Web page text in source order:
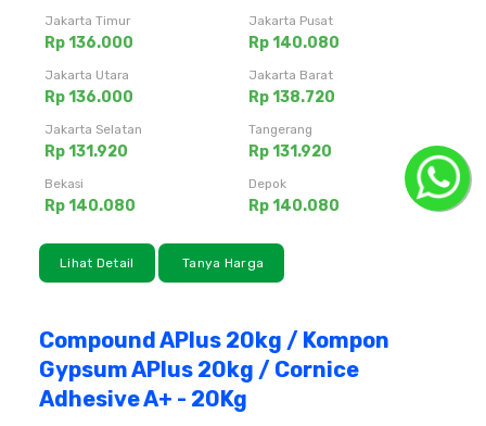
Jakarta Timur
Rp 136.000
Jakarta Pusat
Rp 140.080
Jakarta Utara
Rp 136.000
Jakarta Barat
Rp 138.720
Jakarta Selatan
Rp 131.920
Tangerang
Rp 131.920
Bekasi
Rp 140.080
Depok
Rp 140.080
Lihat Detail Tanya Harga
Compound APlus 20kg / Kompon
Gypsum APlus 20kg / Cornice
Adhesive A+ - 20Kg